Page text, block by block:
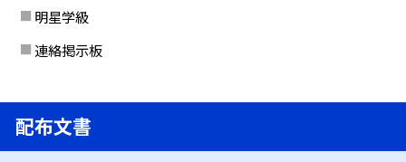
明星学級
連絡掲示板
配布文書